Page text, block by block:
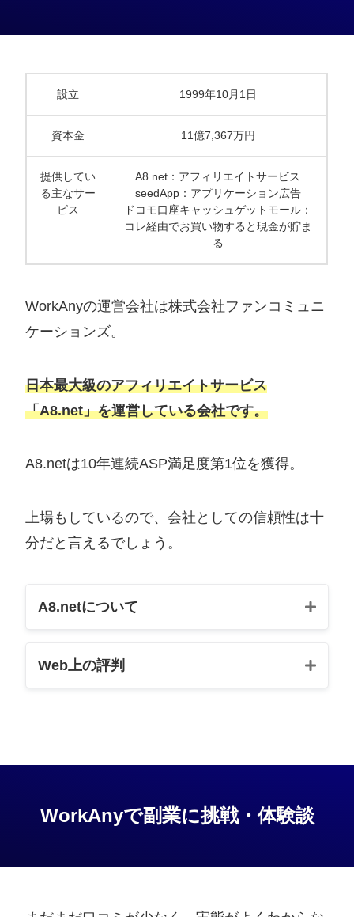
設立 1999年10月1日
資本金 11億7,367万円
提供してい
る主なサー
ビス
A8.net：アフィリエイトサービス
seedApp：アプリケーション広告
ドコモ口座キャッシュゲットモール：
コレ経由でお買い物すると現金が貯ま
る
WorkAnyの運営会社は株式会社ファンコミュニ
ケーションズ。
日本最大級のアフィリエイトサービス
「A8.net」を運営している会社です。
A8.netは10年連続ASP満足度第1位を獲得。
上場もしているので、会社としての信頼性は十
分だと言えるでしょう。
A8.netについて
始年
手数料
66円～770円（登録口座や金額によっ
備考 10年連続ASP満足度第1位
Web上の評判
＊ボクシルより抜粋
きた。高単
＊ボクシル
WorkAnyで副業に挑戦・体験談